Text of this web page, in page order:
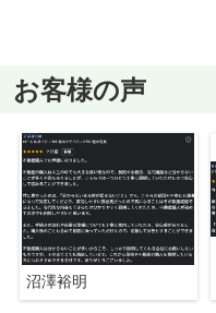
お客様の声
沼澤裕明